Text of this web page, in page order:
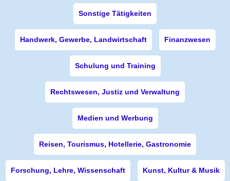
Sonstige Tätigkeiten
Handwerk, Gewerbe, Landwirtschaft Finanzwesen
Schulung und Training
Rechtswesen, Justiz und Verwaltung
Medien und Werbung
Reisen, Tourismus, Hotellerie, Gastronomie
Forschung, Lehre, Wissenschaft Kunst, Kultur & Musik